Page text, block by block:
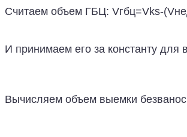
Считаем объем ГБЦ: Vгбц=Vks-
И принимаем его за константу для
Вычисляем объем выемки